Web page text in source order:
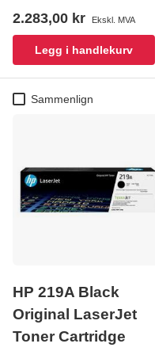
2.283,00 kr Ekskl. MVA
Legg i handlekurv
Sammenlign
HP 219A Black
Original LaserJet
Toner Cartridge